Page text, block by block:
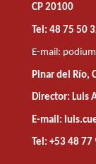
CP 20100
Tel: 48 75 50
E-mail:
Pinar del Río,
Director: Luis
E-mail:
Tel: +53 48 77